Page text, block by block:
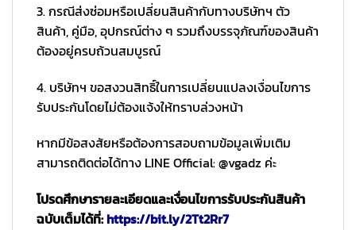
3. กรณีส่งซ่อมหรือเปลี่ยนสินค้ากับทางบริษัทฯ ตัว
สินค้า, คู่มือ, อุปกรณ์ต่าง ๆ รวมถึงบรรจุภัณฑ์ของสินค้า
ต้องอยู่ครบถ้วนสมบูรณ์
4. บริษัทฯ ขอสงวนสิทธิ์ในการเปลี่ยนแปลงเงื่อนไขการ
รับประกันโดยไม่ต้องแจ้งให้ทราบล่วงหน้า
หากมีข้อสงสัยหรือต้องการสอบถามข้อมูลเพิ่มเติม
สามารถติดต่อได้ทาง LINE Official: @vgadz ค่ะ
โปรดศึกษารายละเอียดและเงื่อนไขการรับประกันสินค้า
ฉบับเต็มได้ที่:https://bit.ly/2Tt2Rr7